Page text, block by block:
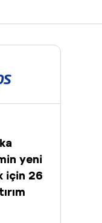
yeni
için 26